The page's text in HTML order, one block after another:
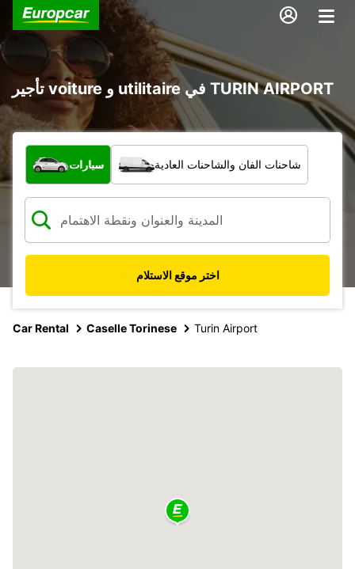
تأجير voiture و utilitaire في TURIN AIRPORT
ما نوع المركبة؟
سيارات شاحنات الفان والشاحنات العادية
اختر موقع الاستلام
Car Rental Caselle Torinese Turin Airport